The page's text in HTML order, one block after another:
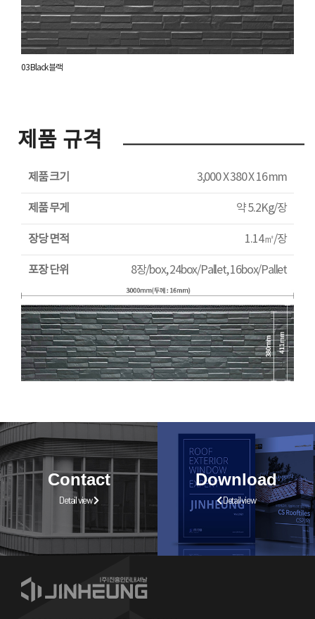
03 Black 블랙
제품 규격
제품 크기 3,000 X 380 X 16 mm
제품 무게 약 5.2Kg/장
장당 면적 1.14㎡/장
포장 단위 8장/box, 24box/Pallet, 16box/Pallet
Contact
Detail view
Download
Detail view